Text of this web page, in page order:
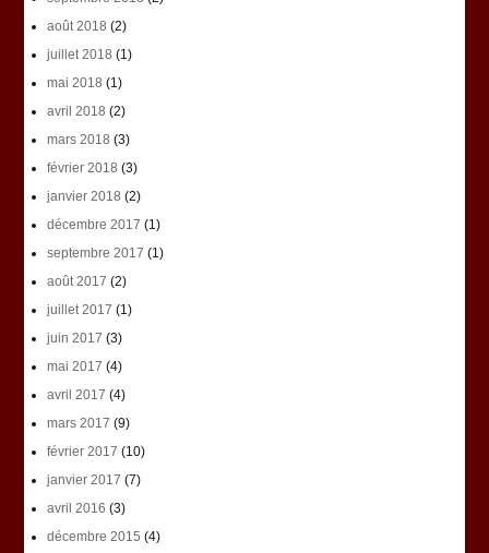
août 2018 (2)
juillet 2018 (1)
mai 2018 (1)
avril 2018 (2)
mars 2018 (3)
février 2018 (3)
janvier 2018 (2)
décembre 2017 (1)
septembre 2017 (1)
août 2017 (2)
juillet 2017 (1)
juin 2017 (3)
mai 2017 (4)
avril 2017 (4)
mars 2017 (9)
février 2017 (10)
janvier 2017 (7)
avril 2016 (3)
décembre 2015 (4)